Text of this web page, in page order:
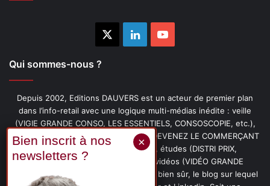
LinkedinYouTube
Qui sommes-nous ?
Depuis 2002, Editions DAUVERS est un acteur de premier plan
dans l’info-retail avec une logique multi-médias inédite : veille
(VIGIE GRANDE CONSO, LES ESSENTIELS, CONSOSCOPIE, etc.),
livres (PENSER-CLIENT, IMAGE-PRIX, DEVENEZ LE COMMERÇANT
PRÉFÉRÉ DE VOS CLIENTS, etc.), études (DISTRI PRIX,
PROMOFLASH, DRIVE INSIGHTS), vidéos (VIDÉO GRANDE
CONSO), podcasts (CAFÉ CONSO) et, bien sûr, le blog sur lequel